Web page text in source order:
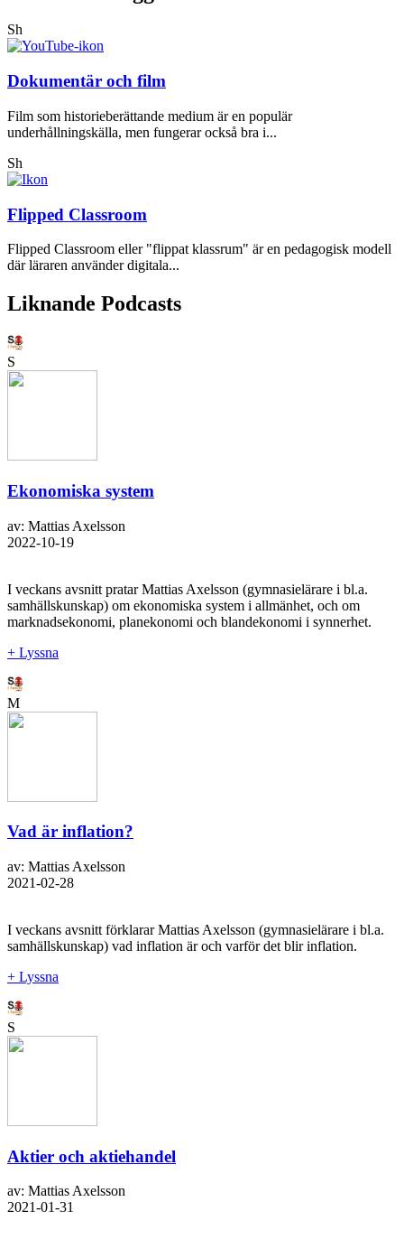
Sh
Dokumentär och film
Film som historieberättande medium är en populär
underhållningskälla, men fungerar också bra i...
Sh
Flipped Classroom
Flipped Classroom eller "flippat klassrum" är en pedagogisk modell
där läraren använder digitala...
Liknande Podcasts
S
Ekonomiska system
av: Mattias Axelsson
2022-10-19
I veckans avsnitt pratar Mattias Axelsson (gymnasielärare i bl.a.
samhällskunskap) om ekonomiska system i allmänhet, och om
marknadsekonomi, planekonomi och blandekonomi i synnerhet.
+ Lyssna
M
Vad är inflation?
av: Mattias Axelsson
2021-02-28
I veckans avsnitt förklarar Mattias Axelsson (gymnasielärare i bl.a.
samhällskunskap) vad inflation är och varför det blir inflation.
+ Lyssna
S
Aktier och aktiehandel
av: Mattias Axelsson
2021-01-31